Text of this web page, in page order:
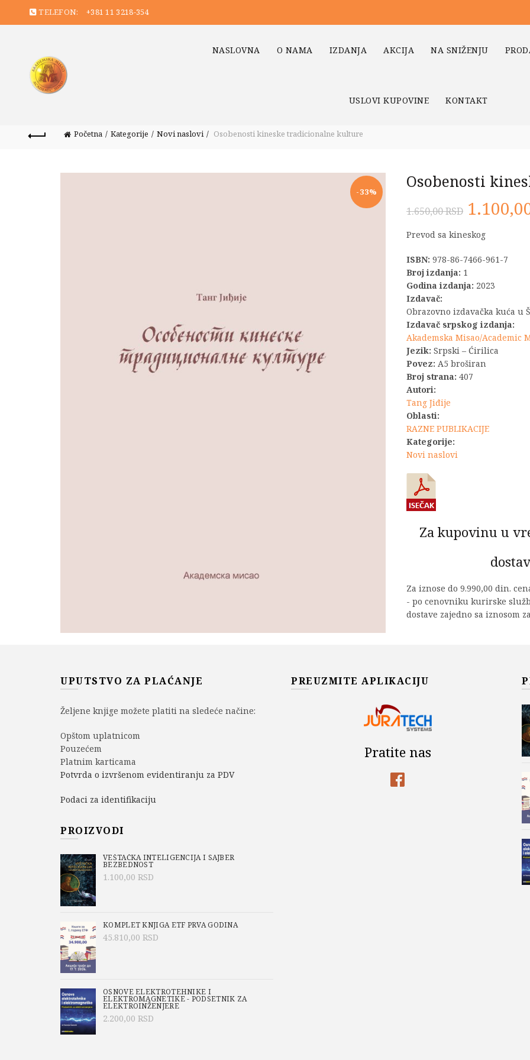
TELEFON: +381 11 3218-354
NASLOVNA O NAMA IZDANJA AKCIJA NA SNIŽENJU
USLOVI KUPOVINE KONTAKT
Početna Kategorije Novi naslovi Osobenosti kineske tradicionalne kulture
-33%
Osobenosti
1.650,00RSD
cena
je
bila:
1.650,00
Prevod sa kineskog
ISBN: 978-86-7466-961-7
Broj izdanja: 1
Godina izdanja: 2023
Izdavač:
Obrazovno izdavačka kuća u
Izdavač srpskog izdanja:
Akademska Misao/Academic
Jezik: Srpski – Ćirilica
Povez: A5 broširan
Broj strana: 407
Autori:
Tang Jiđije
Oblasti:
RAZNE PUBLIKACIJE
Kategorije:
Novi naslovi
Za kupovinu u
Za iznose do 9.990,00 din.
- po cenovniku kurirske
dostave zajedno sa iznosom
Add to wishlist
978-86-
Kategorije:
Akademska
RAZNE PUBLIKACIJE
Tang
UPUTSTVO ZA PLAĆANJE
Željene knjige možete platiti na sledeće načine:
Opštom uplatnicom
Pouzećem
Platnim karticama
Potvrda o izvršenom evidentiranju za PDV
Podaci za identifikaciju
PROIZVODI
VEŠTAČKA INTELIGENCIJA I SAJBER
BEZBEDNOST
1.100,00 RSD
KOMPLET KNJIGA ETF PRVA GODINA
45.810,00 RSD
OSNOVE ELEKTROTEHNIKE I
ELEKTROMAGNETIKE - PODSETNIK ZA
ELEKTROINŽENJERE
2.200,00 RSD
PREUZMITE APLIKACIJU
Pratite nas